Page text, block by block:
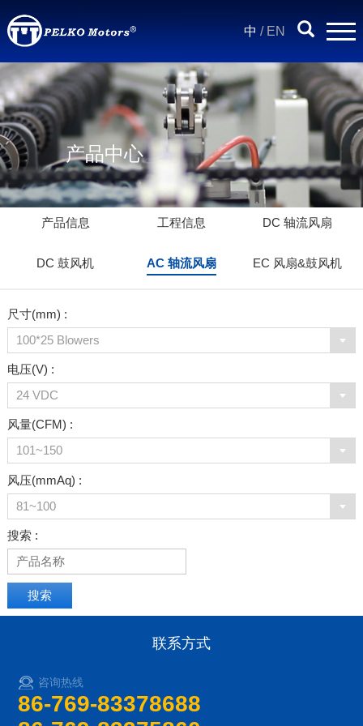
中 / EN
产品中心
产品信息 工程信息 DC 轴流风扇
DC 鼓风机 AC 轴流风扇 EC 风扇&鼓风机
尺寸(mm) :
100*25 Blowers
电压(V) :
24 VDC
风量(CFM) :
101~150
风压(mmAq) :
81~100
搜索 :
联系方式
咨询热线
86-769-83378688